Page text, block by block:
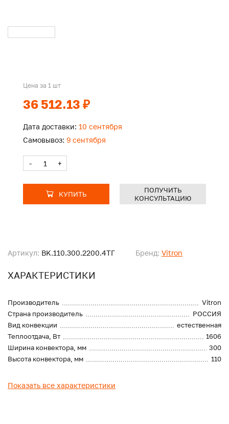
Артикул: BK.110.300.2200.4ТГ Бренд: Vitron
ХАРАКТЕРИСТИКИ
Производитель
Vitron
Страна производитель
РОССИЯ
Вид конвекции
естественная
Теплоотдача, Вт
1606
Ширина конвектора, мм
300
Высота конвектора, мм
110
Показать все характеристики
Цена за 1 шт
36 512.13 ₽
Дата доставки: 10 сентября
Самовывоз: 9 сентября
- +
КУПИТЬ
ПОЛУЧИТЬ
КОНСУЛЬТАЦИЮ